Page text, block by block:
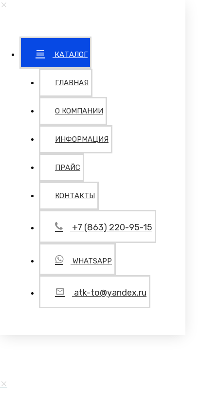
КАТАЛОГ
ГЛАВНАЯ
О КОМПАНИИ
ИНФОРМАЦИЯ
ПРАЙС
КОНТАКТЫ
+7 (863) 220-95-15
WHATSAPP
atk-to@yandex.ru